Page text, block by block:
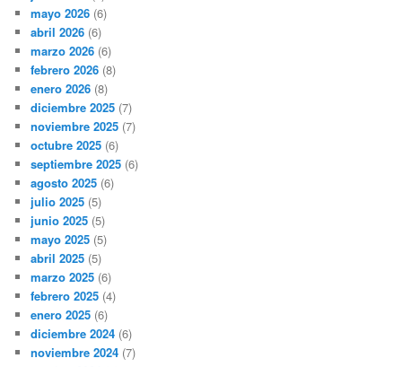
mayo 2026 (6)
abril 2026 (6)
marzo 2026 (6)
febrero 2026 (8)
enero 2026 (8)
diciembre 2025 (7)
noviembre 2025 (7)
octubre 2025 (6)
septiembre 2025 (6)
agosto 2025 (6)
julio 2025 (5)
junio 2025 (5)
mayo 2025 (5)
abril 2025 (5)
marzo 2025 (6)
febrero 2025 (4)
enero 2025 (6)
diciembre 2024 (6)
noviembre 2024 (7)